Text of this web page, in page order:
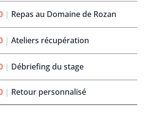
| Repas au Domaine de Rozan
| Ateliers récupération
| Débriefing du stage
| Retour personnalisé